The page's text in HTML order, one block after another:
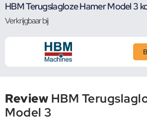
HBM Terugslagloze Hamer Model 3
Verkrijgbaar bij
Review HBM
Model 3